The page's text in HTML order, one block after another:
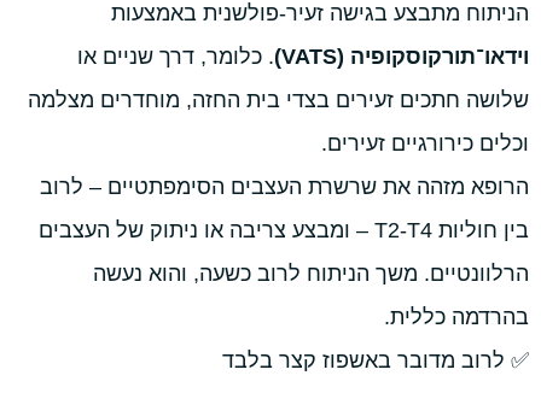
הניתוח מתבצע בגישה זעיר-פולשנית באמצעות
וידאו־תורקוסקופיה (VATS)
. כלומר, דרך שניים או
שלושה חתכים זעירים בצדי בית החזה, מוחדרים מצלמה
וכלים כירורגיים זעירים.
הרופא מזהה את שרשרת העצבים הסימפתטיים – לרוב
בין חוליות T2-T4 – ומבצע צריבה או ניתוק של העצבים
הרלוונטיים. משך הניתוח לרוב כשעה, והוא נעשה
בהרדמה כללית.
✅ לרוב מדובר באשפוז קצר בלבד